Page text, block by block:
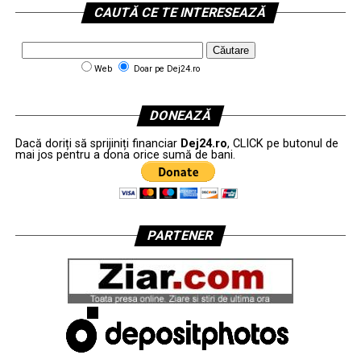
CAUTĂ CE TE INTERESEAZĂ
Web Doar pe Dej24.ro
DONEAZĂ
Dacă doriți să sprijiniți financiar Dej24.ro, CLICK pe butonul de
mai jos pentru a dona orice sumă de bani.
PARTENER